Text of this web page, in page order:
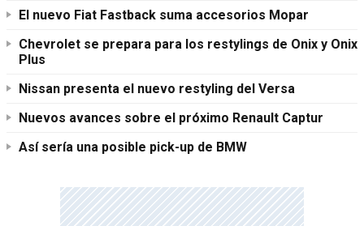
El nuevo Fiat Fastback suma accesorios Mopar
Chevrolet se prepara para los restylings de Onix y Onix
Plus
Nissan presenta el nuevo restyling del Versa
Nuevos avances sobre el próximo Renault Captur
Así sería una posible pick-up de BMW